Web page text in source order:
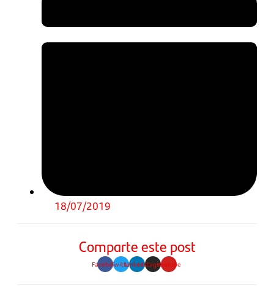
18/07/2019
Comparte este post
FacebookTwitterLinkedinInstagramYoutube